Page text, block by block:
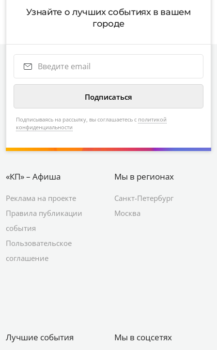
Узнайте о лучших событиях в вашем
городе
Подписываясь на рассылку, вы соглашаетесь с политикой
конфиденциальности
«КП» – Афиша
Реклама на проекте
Правила публикации
события
Пользовательское
соглашение
Мы в регионах
Санкт-Петербург
Москва
Лучшие события Мы в соцсетях